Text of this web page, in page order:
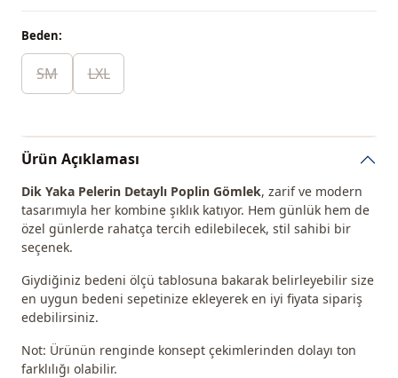
Beden:
SM LXL
Ürün Açıklaması
Dik Yaka Pelerin Detaylı Poplin Gömlek, zarif ve modern
tasarımıyla her kombine şıklık katıyor. Hem günlük hem de
özel günlerde rahatça tercih edilebilecek, stil sahibi bir
seçenek.
Giydiğiniz bedeni ölçü tablosuna bakarak belirleyebilir size
en uygun bedeni sepetinize ekleyerek en iyi fiyata sipariş
edebilirsiniz.
Not: Ürünün renginde konsept çekimlerinden dolayı ton
farklılığı olabilir.